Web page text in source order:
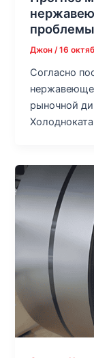
Джон/16
Согласно
рыночной